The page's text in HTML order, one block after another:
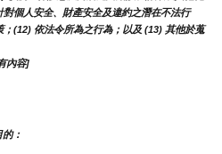
個人安全、財產安全及違約之潛在不法行
(12) 依法令所為之行為；以及 (13) 其他於蒐
內容]
：